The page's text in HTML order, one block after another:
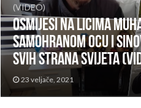
(VIDEO)
Osmijesi na licima
Samohranom ocu i
svih strana svijeta
23 veljače, 2021